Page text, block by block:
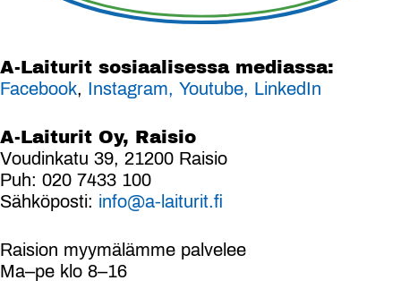
A-Laiturit sosiaalisessa mediassa:
Facebook, Instagram, Youtube, LinkedIn
A-Laiturit Oy, Raisio
Voudinkatu 39, 21200 Raisio
Puh: 020 7433 100
Sähköposti: info@a-laiturit.fi
Raision myymälämme palvelee
Ma–pe klo 8–16